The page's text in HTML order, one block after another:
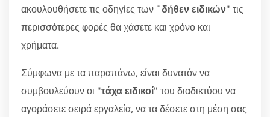
ακουλουθήσετε τις οδηγίες των ¨δήθεν ειδικών" τις
περισσότερες φορές θα χάσετε και χρόνο και
χρήματα.
Σύμφωνα με τα παραπάνω, είναι δυνατόν να
συμβουλεύουν οι "τάχα ειδικοί" του διαδικτύου να
αγοράσετε σειρά εργαλεία, να τα δέσετε στη μέση σας